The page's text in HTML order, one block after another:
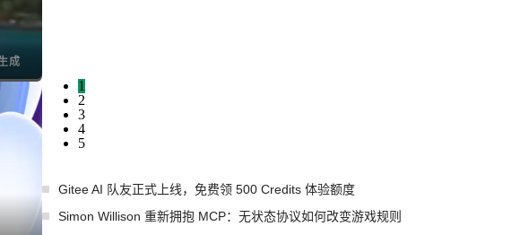
成
1
2
3
4
5
Gitee AI 队友正式上线，免费领 500 Credits 体验额度
Simon Willison 重新拥抱 MCP：无状态协议如何改变游戏规则